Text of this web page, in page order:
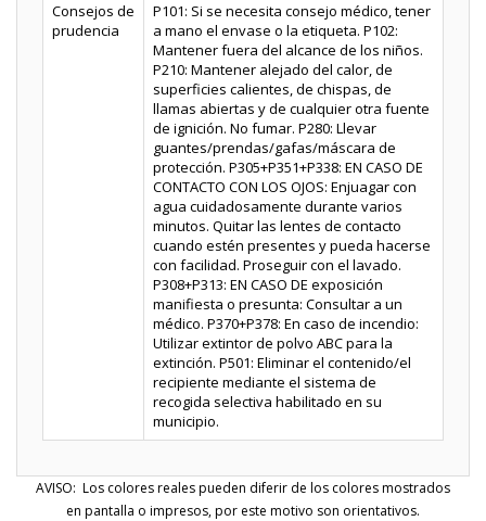
Consejos de
prudencia
P101: Si se necesita consejo médico, tener
a mano el envase o la etiqueta. P102:
Mantener fuera del alcance de los niños.
P210: Mantener alejado del calor, de
superficies calientes, de chispas, de
llamas abiertas y de cualquier otra fuente
de ignición. No fumar. P280: Llevar
guantes/prendas/gafas/máscara de
protección. P305+P351+P338: EN CASO DE
CONTACTO CON LOS OJOS: Enjuagar con
agua cuidadosamente durante varios
minutos. Quitar las lentes de contacto
cuando estén presentes y pueda hacerse
con facilidad. Proseguir con el lavado.
P308+P313: EN CASO DE exposición
manifiesta o presunta: Consultar a un
médico. P370+P378: En caso de incendio:
Utilizar extintor de polvo ABC para la
extinción. P501: Eliminar el contenido/el
recipiente mediante el sistema de
recogida selectiva habilitado en su
municipio.
AVISO: Los colores reales pueden diferir de los colores mostrados
en pantalla o impresos, por este motivo son orientativos.